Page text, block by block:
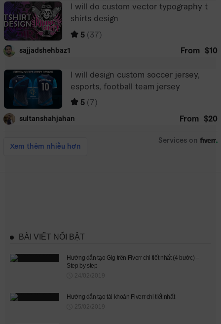
BÀI VIẾT NỔI BẬT
Hướng dẫn tạo Gig trên Fiverr chi tiết nhất (4 bước) –
Step by step
24/02/2019
Hướng dẫn tạo tài khoản Fiverr chi tiết nhất
25/02/2019